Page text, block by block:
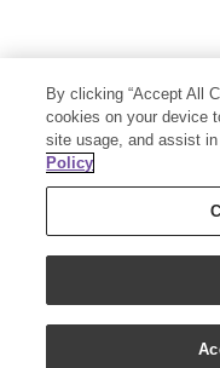
Member
3125
Copyright 2018 - Young
By clicking “Accept All
cookies on your device
site usage, and assist
Policy